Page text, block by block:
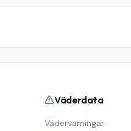
Väderdata
Vädervarningar